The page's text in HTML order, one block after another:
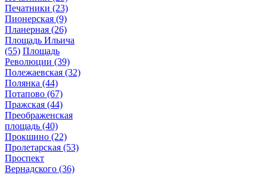
Печатники (23)
Пионерская (9)
Планерная (26)
Площадь Ильича
(55) Площадь
Революции (39)
Полежаевская (32)
Полянка (44)
Потапово (67)
Пражская (44)
Преображенская
площадь (40)
Прокшино (22)
Пролетарская (53)
Проспект
Вернадского (36)